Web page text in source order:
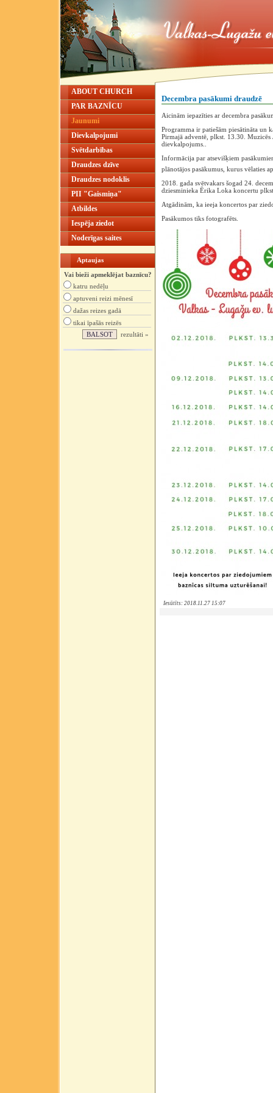
ABOUT CHURCH
PAR BAZNĪCU
Jaunumi
Dievkalpojumi
Svētdarbības
Draudzes dzīve
Draudzes nodoklis
PII "Gaismiņa"
Atbildes
Iespēja ziedot
Noderīgas saites
Aptaujas
Vai bieži apmeklējat baznīcu?
katru nedēļu
aptuveni reizi mēnesī
dažas reizes gadā
tikai īpašās reizēs
rezultāti »
Decembra pasākumi draudzē
Aicinām iepazīties ar decembra
Programma ir patiešām piesātināta un
Pirmajā adventē, plkst. 13.30. Muzicēs
dievkalpojums..
Informācija par atsevišķiem
plānotājos pasākumus, kurus vēlaties
2018. gada svētvakars šogad 24.
dziesminieka Ērika Loka koncertu
Atgādinām, ka ieeja koncertos par
Pasākumos tiks fotografēts.
Iesūtīts: 2018.11.27 15:07